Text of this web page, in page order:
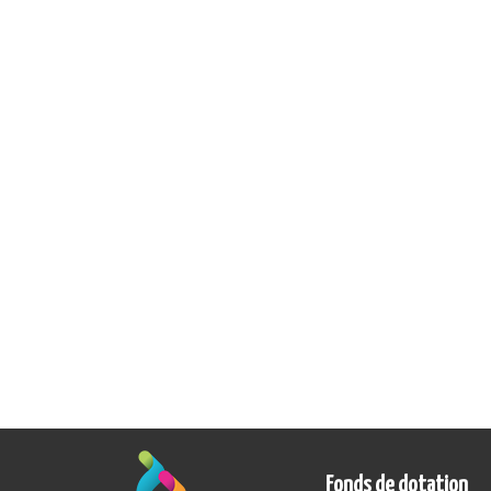
Fonds de dotation